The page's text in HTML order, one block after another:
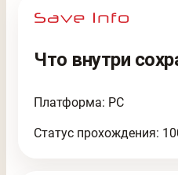
Что внутри
Платформа: PC
Статус прохождения: